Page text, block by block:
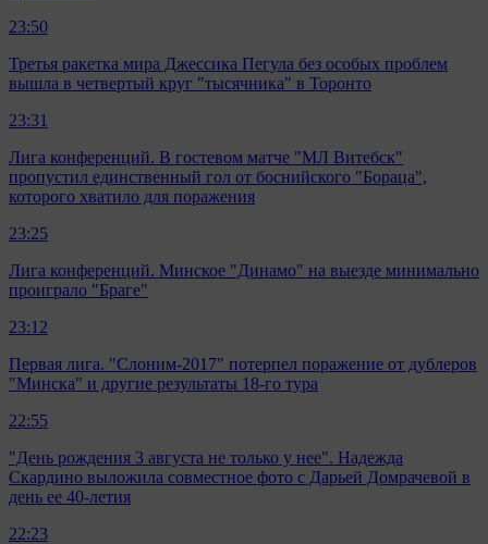
23:50
Третья ракетка мира Джессика Пегула без особых проблем
вышла в четвертый круг "тысячника" в Торонто
23:31
Лига конференций. В гостевом матче "МЛ Витебск"
пропустил единственный гол от боснийского "Бораца",
которого хватило для поражения
23:25
Лига конференций. Минское "Динамо" на выезде минимально
проиграло "Браге"
23:12
Первая лига. "Слоним-2017" потерпел поражение от дублеров
"Минска" и другие результаты 18-го тура
22:55
"День рождения 3 августа не только у нее". Надежда
Скардино выложила совместное фото с Дарьей Домрачевой в
день ее 40-летия
22:23